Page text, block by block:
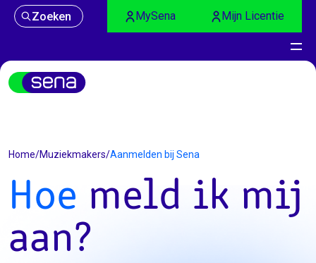
Zoeken MySena Mijn Licentie
Home/Muziekmakers/Aanmelden bij Sena
Hoe meld ik mij
aan?